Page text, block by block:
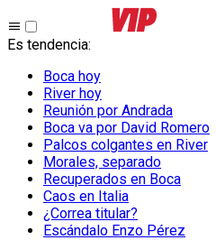
Es tendencia:
Boca hoy
River hoy
Reunión por Andrada
Boca va por David Romero
Palcos colgantes en River
Morales, separado
Recuperados en Boca
Caos en Italia
¿Correa titular?
Escándalo Enzo Pérez